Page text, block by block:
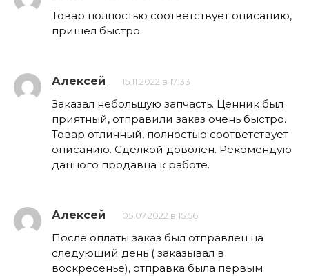
Товар полностью соответствует описанию,
пришел быстро.
Алексей 15.11.2022 в 17:33
Заказал небольшую запчасть. Ценник был
приятный, отправили заказ очень быстро.
Товар отличный, полностью соответствует
описанию. Сделкой доволен. Рекомендую
данного продавца к работе.
Алексей 05.07.2022 в 15:56
После оплаты заказ был отправлен на
следующий день ( заказывал в
воскресенье), отправка была первым